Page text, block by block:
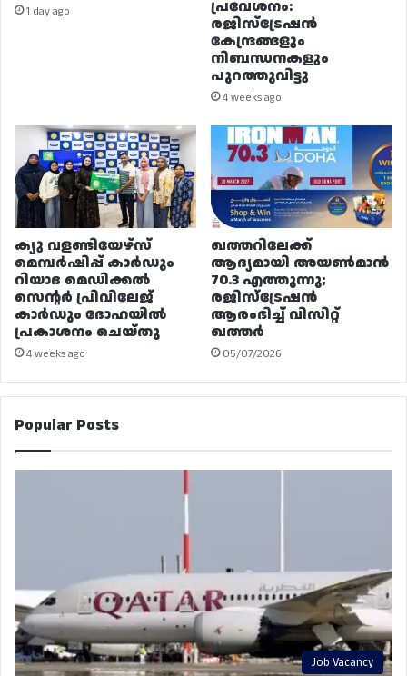
1 day ago
പ്രവേശനം:
രജിസ്ട്രേഷൻ
കേന്ദ്രങ്ങളും
നിബന്ധനകളും
പുറത്തുവിട്ടു
4 weeks ago
ക്യു വളണ്ടിയേഴ്‌സ്
മെമ്പർഷിപ്പ് കാർഡും
റിയാദ മെഡിക്കൽ
സെന്റർ പ്രിവിലേജ്
കാർഡും ദോഹയിൽ
പ്രകാശനം ചെയ്തു
4 weeks ago
ഖത്തറിലേക്ക്
ആദ്യമായി അയൺമാൻ
70.3 എത്തുന്നു;
രജിസ്‌ട്രേഷൻ
ആരംഭിച്ച് വിസിറ്റ്
ഖത്തർ
05/07/2026
Popular Posts
Job Vacancy